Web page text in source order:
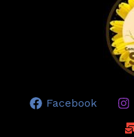
Facebook